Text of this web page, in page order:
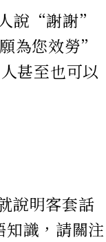
說“謝謝”
為您效勞”
甚至也可以
明客套話
識，請關注